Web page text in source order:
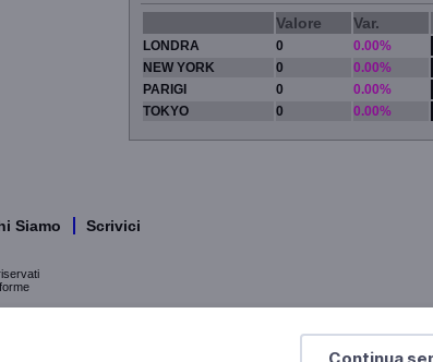
Continua
Valore Var.
LONDRA 0
0.00%
NEW YORK
0
0.00%
PARIGI
0
0.00%
TOKYO
0 0.00%
Siamo Scrivici